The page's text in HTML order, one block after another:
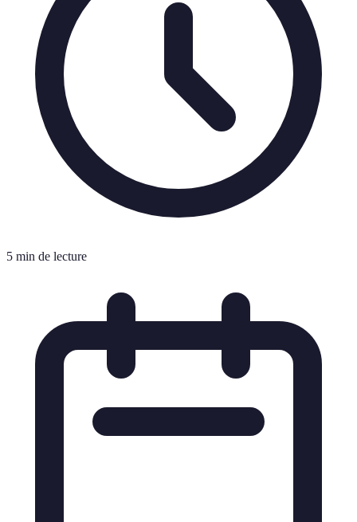
5 min de lecture